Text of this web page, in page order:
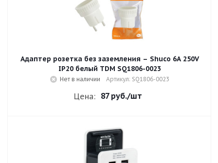
Адаптер розетка без заземления – Shuco 6A 250V
IP20 белый TDM SQ1806-0023
Нет в наличии Артикул: SQ1806-0023
Цена: 87 руб./шт